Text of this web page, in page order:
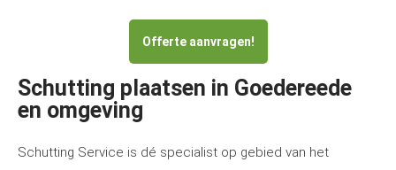
Offerte aanvragen!
Schutting plaatsen in Goedereede
en omgeving
Schutting Service is dé specialist op gebied van het